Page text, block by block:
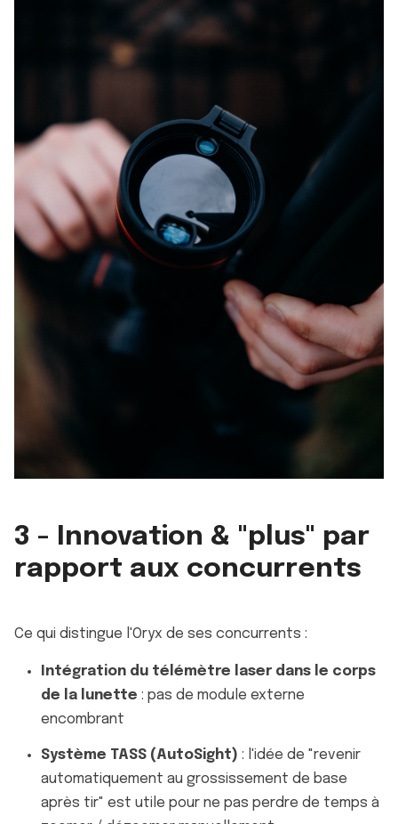
3 - Innovation & "plus" par
rapport aux concurrents
Ce qui distingue l'Oryx de ses concurrents :
Intégration du télémètre laser dans le corps
de la lunette : pas de module externe
encombrant
Système TASS (AutoSight) : l'idée de "revenir
automatiquement au grossissement de base
après tir" est utile pour ne pas perdre de temps à